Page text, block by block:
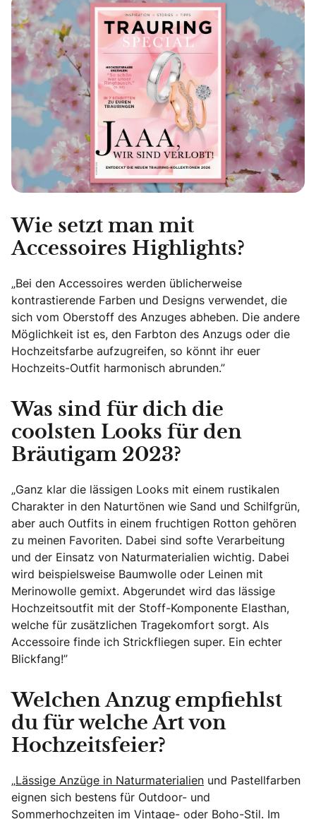
Wie setzt man mit
Accessoires Highlights?
„Bei den Accessoires werden üblicherweise
kontrastierende Farben und Designs verwendet, die
sich vom Oberstoff des Anzuges abheben. Die andere
Möglichkeit ist es, den Farbton des Anzugs oder die
Hochzeitsfarbe aufzugreifen, so könnt ihr euer
Hochzeits-Outfit harmonisch abrunden.”
Was sind für dich die
coolsten Looks für den
Bräutigam 2023?
„Ganz klar die lässigen Looks mit einem rustikalen
Charakter in den Naturtönen wie Sand und Schilfgrün,
aber auch Outfits in einem fruchtigen Rotton gehören
zu meinen Favoriten. Dabei sind softe Verarbeitung
und der Einsatz von Naturmaterialien wichtig. Dabei
wird beispielsweise Baumwolle oder Leinen mit
Merinowolle gemixt. Abgerundet wird das lässige
Hochzeitsoutfit mit der Stoff-Komponente Elasthan,
welche für zusätzlichen Tragekomfort sorgt. Als
Accessoire finde ich Strickfliegen super. Ein echter
Blickfang!”
Welchen Anzug empfiehlst
du für welche Art von
Hochzeitsfeier?
„Lässige Anzüge in Naturmaterialien und Pastellfarben
eignen sich bestens für Outdoor- und
Sommerhochzeiten im Vintage- oder Boho-Stil. Im